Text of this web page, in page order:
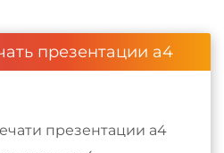
презентации а4
презентации а4